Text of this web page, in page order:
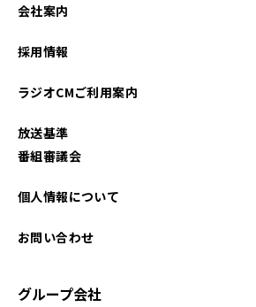
会社案内
採用情報
ラジオCMご利用案内
放送基準
番組審議会
個人情報について
お問い合わせ
グループ会社